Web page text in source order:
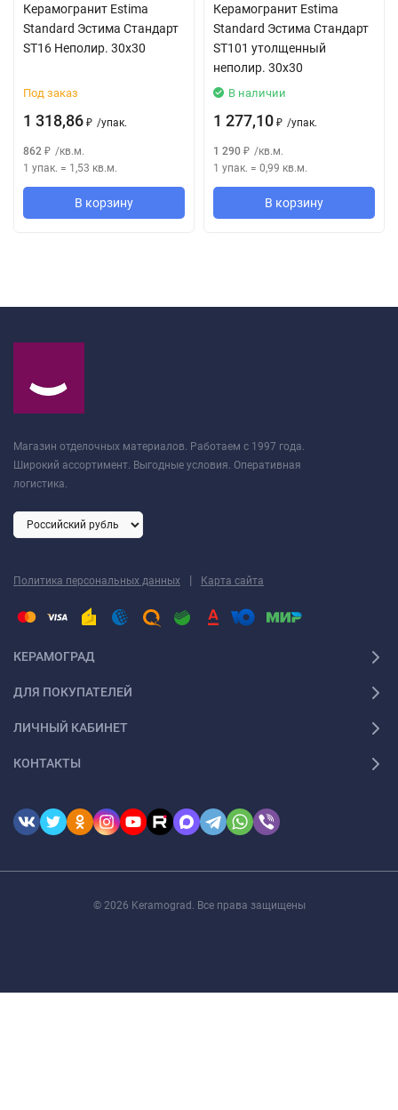
Керамогранит Estima
Standard Эстима Стандарт
ST16 Неполир. 30х30
Под заказ
1 318,86 ₽ /упак.
862 ₽ /кв.м.
1 упак. = 1,53 кв.м.
В корзину
Керамогранит Estima
Standard Эстима Стандарт
ST101 утолщенный
неполир. 30х30
В наличии
1 277,10 ₽ /упак.
1 290 ₽ /кв.м.
1 упак. = 0,99 кв.м.
В корзину
Магазин отделочных материалов. Работаем с 1997 года.
Широкий ассортимент. Выгодные условия. Оперативная
логистика.
Политика персональных данных | Карта сайта
КЕРАМОГРАД
ДЛЯ ПОКУПАТЕЛЕЙ
ЛИЧНЫЙ КАБИНЕТ
КОНТАКТЫ
© 2026 Keramograd. Все права защищены